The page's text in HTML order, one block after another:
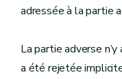
adressée à la partie
La partie adverse
a été rejetée